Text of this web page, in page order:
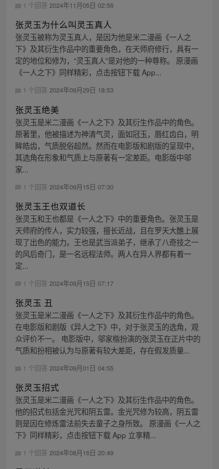
1 个回答 2024年11月05日 02:56
张灵玉为什么叫灵玉真人
张灵玉被称为灵玉真人，是因为他是米二漫画《一人之
下》及其衍生作品中的重要角色，在天师府修行，具有一
定的地位和修为，“灵玉真人”是对他的一种尊称。 原漫画
《一人之下》同样精彩，点击按钮下载 App...
1 个回答 2024年09月29日 18:53
张灵玉绝美
张灵玉是米二漫画《一人之下》及其衍生作品中的角色。
原著里，他被描述为神清气灵，面如冠玉，唇红齿白，明
眸皓齿，气质脱俗超然。然而在电影版和剧版的呈现中，
其选角在形象和气质上与原著有一定差距。电影版中邬
家...
1 个回答 2024年09月15日 07:30
张灵玉王也双道长
张灵玉和王也都是《一人之下》中的重要角色。张灵玉是
天师府的传人，实力较强，擅长近战，且在罗天大醮上展
现了出色的能力。王也是武当派弟子，继承了八奇技之一
的风后奇门，是一名远程法师。两人在异人界都有着一
定...
1 个回答 2024年09月15日 07:17
张灵玉 丑
张灵玉是米二漫画《一人之下》及其衍生作品中的角色。
在电影版和剧版《异人之下》中，对于张灵玉的选角，观
众评价不一。 电影版中，邬家楷扮演的张灵玉在正片中的
气质和扮相被认为与原著有较大差距，存在假发质量...
1 个回答 2024年09月01日 04:55
张灵玉招式
张灵玉是米二漫画《一人之下》及其衍生作品中的角色。
他的招式包括金光咒和阴五雷。金光咒修为较高，阴五雷
则是因在修炼雷法前失去童子之身所致。 原漫画《一人之
下》同样精彩，点击按钮下载 App 立享精...
1 个回答 2024年08月16日 20:49